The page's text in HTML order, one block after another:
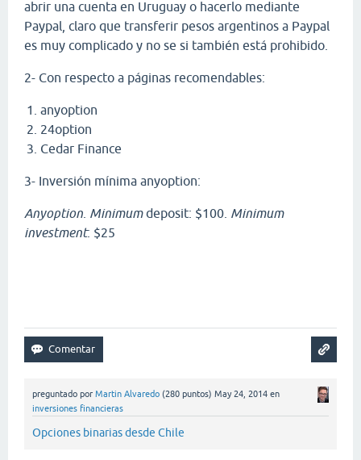
abrir una cuenta en Uruguay o hacerlo mediante
Paypal, claro que transferir pesos argentinos a Paypal
es muy complicado y no se si también está prohibido.
2- Con respecto a páginas recomendables:
anyoption
24option
Cedar Finance
3- Inversión mínima anyoption:
Anyoption Minimumdeposit: $100. Minimum
investment: $25
preguntado por Martin Alvaredo (280 puntos) May 24, 2014 en
inversiones financieras
Opciones binarias desde Chile